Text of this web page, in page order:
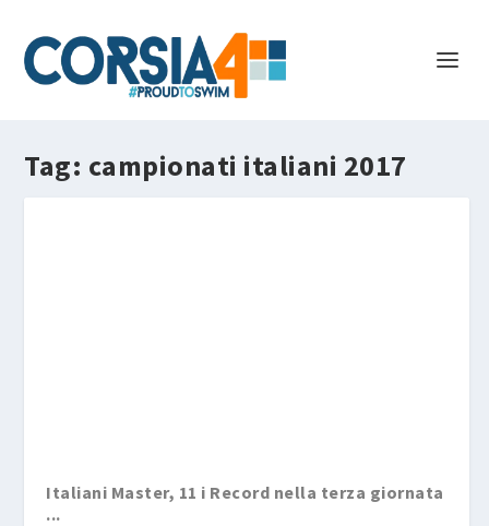
Tag: campionati italiani 2017
Italiani Master, 11 i Record nella terza giornata
...